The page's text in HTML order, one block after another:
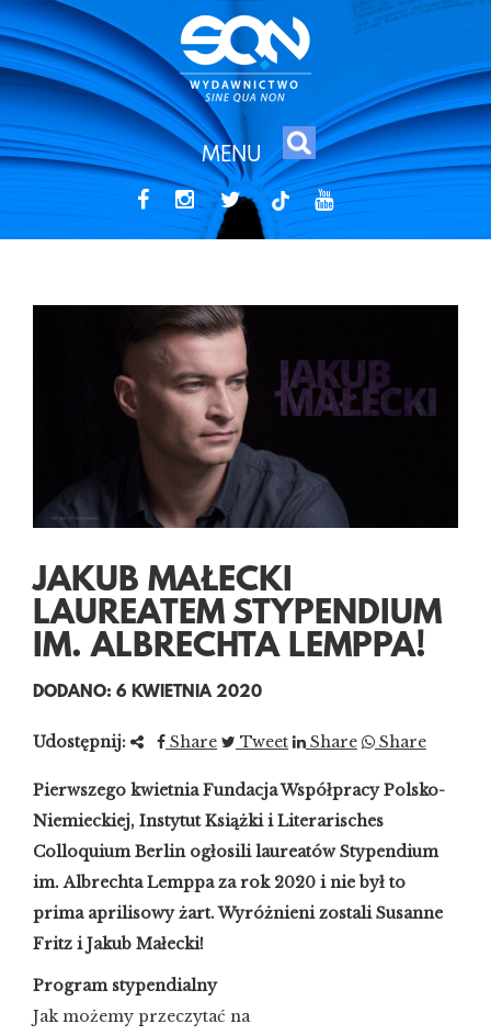
MENU
tiktok
JAKUB MAŁECKI
LAUREATEM STYPENDIUM
IM. ALBRECHTA LEMPPA!
DODANO: 6 KWIETNIA 2020
Udostępnij: Share Tweet Share Share
Pierwszego kwietnia Fundacja Współpracy Polsko-
Niemieckiej, Instytut Książki i Literarisches
Colloquium Berlin ogłosili laureatów Stypendium
im. Albrechta Lemppa za rok 2020 i nie był to
prima aprilisowy żart. Wyróżnieni zostali Susanne
Fritz i Jakub Małecki!
Program stypendialny
Jak możemy przeczytać na